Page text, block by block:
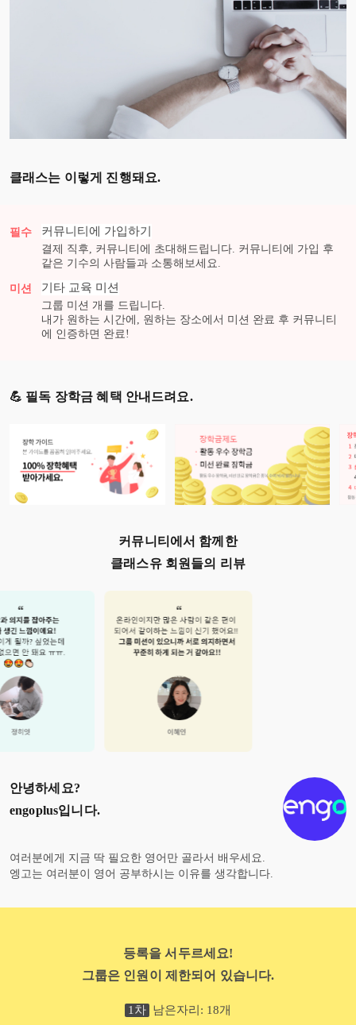
클래스는 이렇게 진행돼요.
필수 커뮤니티에 가입하기
결제 직후, 커뮤니티에 초대해드립니다. 커뮤니티에 가입 후
같은 기수의 사람들과 소통해보세요.
미션 기타 교육 미션
그룹 미션 개를 드립니다.
내가 원하는 시간에, 원하는 장소에서 미션 완료 후 커뮤니티
에 인증하면 완료!
💪 필독 장학금 혜택 안내드려요.
커뮤니티에서 함께한
클래스유 회원들의 리뷰
안녕하세요?
engoplus입니다.
여러분에게 지금 딱 필요한 영어만 골라서 배우세요.
엥고는 여러분이 영어 공부하시는 이유를 생각합니다.
등록을 서두르세요!
그룹은 인원이 제한되어 있습니다.
1 차 남은자리: 18개